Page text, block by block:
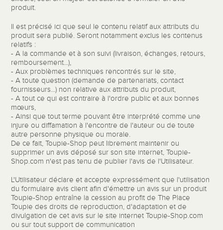
produit.
Il est précisé ici que seul le contenu relatif aux attributs du
produit sera publié. Seront notamment exclus les contenus
relatifs :
- A la commande et à son suivi (livraison, échanges, retours,
remboursement...),
- Aux problèmes techniques rencontrés sur le site,
- A toute question (demande de partenariats, contact
fournisseurs...) non relative aux attributs du produit,
- A tout ce qui est contraire à l'ordre public et aux bonnes
mœurs,
- Ainsi que tout terme pouvant être interprété comme une
injure ou diffamation à l'encontre de l'auteur ou de toute
autre personne physique ou morale.
De ce fait, Toupie-Shop peut librement maintenir ou
supprimer un avis déposé sur son site internet, Toupie-
Shop.com n'est pas tenu de publier l'avis de l'Utilisateur.
L'Utilisateur déclare et accepte expressément que l'utilisation
du formulaire avis client afin d'émettre un avis sur un produit
Toupie-Shop entraîne la cession au profit de The Place
Toupie des droits de reproduction, d'adaptation et de
divulgation de cet avis sur le site internet Toupie-Shop.com
ou sur tout support de communication